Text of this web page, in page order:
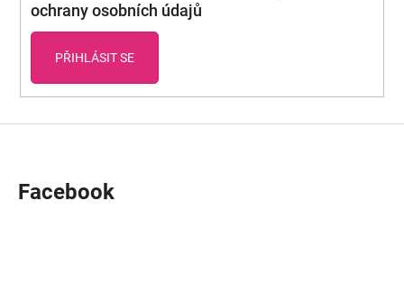
j
e
ochrany osobních údajů
PŘIHLÁSIT SE
Facebook